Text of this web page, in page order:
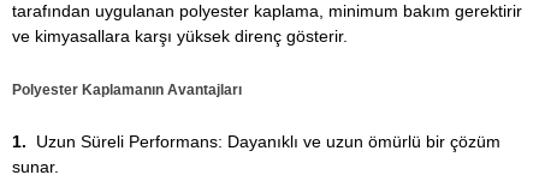
tarafından uygulanan polyester kaplama, minimum bakım gerektirir
ve kimyasallara karşı yüksek direnç gösterir.
Polyester Kaplamanın Avantajları
Uzun Süreli Performans: Dayanıklı ve uzun ömürlü bir çözüm
sunar.